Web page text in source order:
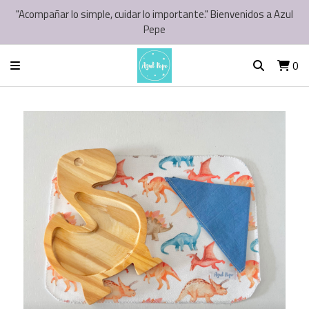
"Acompañar lo simple, cuidar lo importante." Bienvenidos a Azul
Pepe
0